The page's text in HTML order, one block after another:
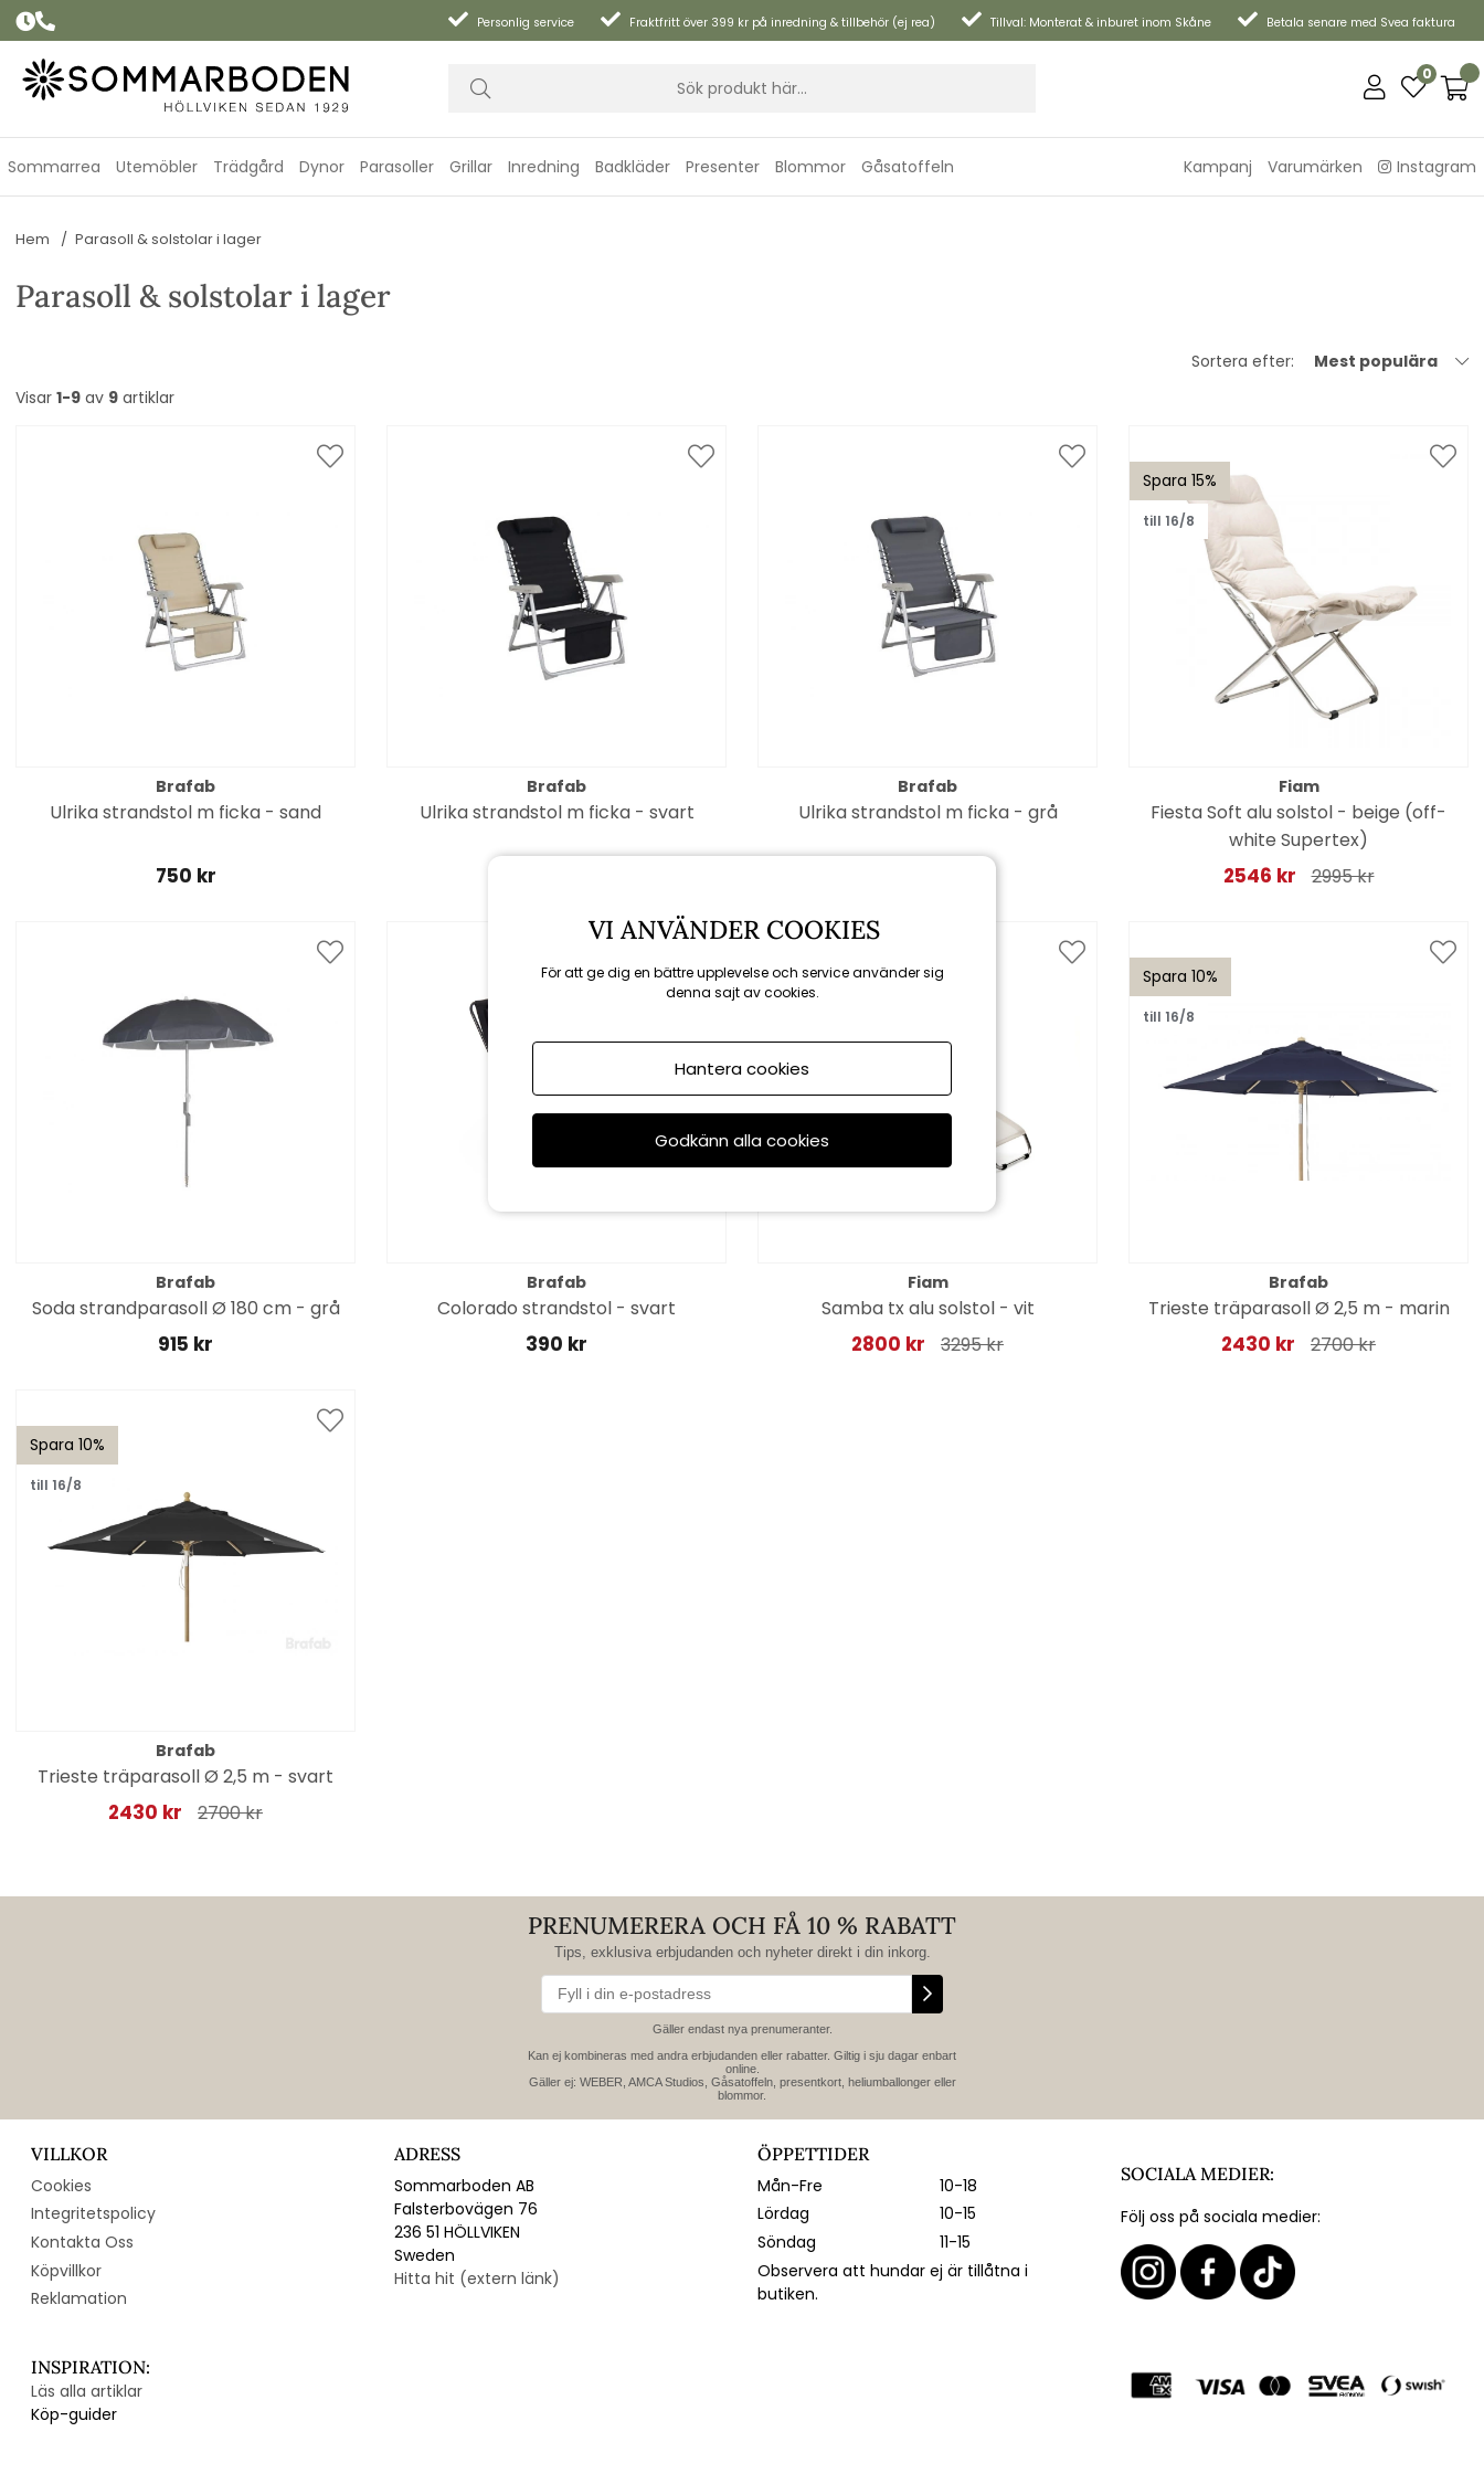
Personlig service Fraktfritt över 399 kr på inredning & tillbehör (ej rea) Tillval: Monterat & inburet inom Skåne Betala senare med Svea faktura
0
Sommarrea Utemöbler Trädgård Dynor Parasoller Grillar Inredning Badkläder Presenter Blommor Gåsatoffeln Kampanj Varumärken Instagram
Hem Parasoll & solstolar i lager
Parasoll & solstolar i lager
Sortera efter:
Mest populära
Visar 1-9 av 9 artiklar
Brafab
Ulrika strandstol m ficka - sand
750 kr
Brafab
Ulrika strandstol m ficka - svart
Brafab
Ulrika strandstol m ficka - grå
Spara 15%
till 16/8
Fiam
Fiesta Soft alu solstol - beige (off-
white Supertex)
2546 kr 2995 kr
Brafab
Soda strandparasoll Ø 180 cm - grå
915 kr
Brafab
Colorado strandstol - svart
390 kr
Spara 15%
Fiam
Samba tx alu solstol - vit
2800 kr 3295 kr
Spara 10%
till 16/8
Brafab
Trieste träparasoll Ø 2,5 m - marin
2430 kr 2700 kr
Spara 10%
till 16/8
Brafab
Trieste träparasoll Ø 2,5 m - svart
2430 kr 2700 kr
PRENUMERERA OCH FÅ 10 % RABATT
Tips, exklusiva erbjudanden och nyheter direkt i din inkorg.
Gäller endast nya prenumeranter.
Kan ej kombineras med andra erbjudanden eller rabatter. Giltig i sju dagar enbart
online.
Gäller ej: WEBER, AMCA Studios, Gåsatoffeln, presentkort, heliumballonger eller
blommor.
VILLKOR
Cookies
Integritetspolicy
Kontakta Oss
Köpvillkor
Reklamation
INSPIRATION:
Läs alla artiklar
Köp-guider
ADRESS
Sommarboden AB
Falsterbovägen 76
236 51 HÖLLVIKEN
Sweden
Hitta hit (extern länk)
ÖPPETTIDER
Mån-Fre
10-18
Lördag
10-15
Söndag
11-15
Observera att hundar ej är tillåtna i
butiken.
SOCIALA MEDIER:
Följ oss på sociala medier:
VI ANVÄNDER COOKIES
För att ge dig en bättre upplevelse och service använder sig
denna sajt av cookies.
Hantera cookies
Godkänn alla cookies